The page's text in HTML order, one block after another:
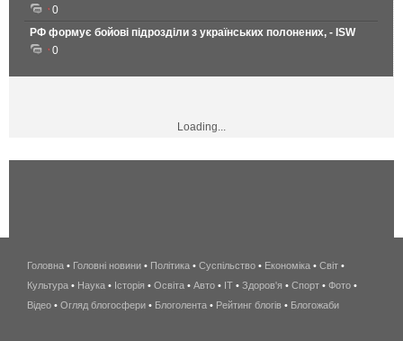
0
РФ формує бойові підрозділи з українських полонених, - ISW
0
Loading...
беспроводной
интернет
киев
Головна • Головні новини • Політика • Суспільство • Економіка • Світ •
Культура • Наука • Історія • Освіта • Авто • IT • Здоров'я • Спорт • Фото •
Відео • Огляд блогосфери • Блоголента • Рейтинг блогів • Блогожаби